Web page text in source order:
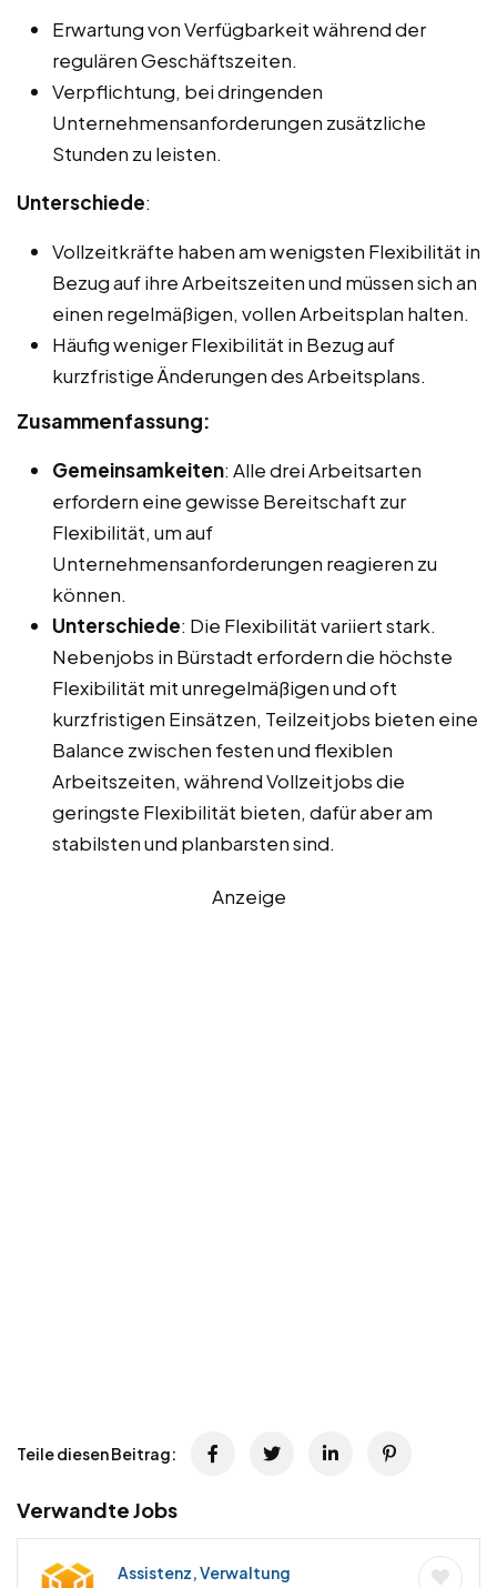
Erwartung von Verfügbarkeit während der
regulären Geschäftszeiten.
Verpflichtung, bei dringenden
Unternehmensanforderungen zusätzliche
Stunden zu leisten.
Unterschiede:
Vollzeitkräfte haben am wenigsten Flexibilität in
Bezug auf ihre Arbeitszeiten und müssen sich an
einen regelmäßigen, vollen Arbeitsplan halten.
Häufig weniger Flexibilität in Bezug auf
kurzfristige Änderungen des Arbeitsplans.
Zusammenfassung:
Gemeinsamkeiten: Alle drei Arbeitsarten
erfordern eine gewisse Bereitschaft zur
Flexibilität, um auf
Unternehmensanforderungen reagieren zu
können.
Unterschiede: Die Flexibilität variiert stark.
Nebenjobs in Bürstadt erfordern die höchste
Flexibilität mit unregelmäßigen und oft
kurzfristigen Einsätzen, Teilzeitjobs bieten eine
Balance zwischen festen und flexiblen
Arbeitszeiten, während Vollzeitjobs die
geringste Flexibilität bieten, dafür aber am
stabilsten und planbarsten sind.
Anzeige
Teile diesen Beitrag:
Verwandte Jobs
Assistenz, Verwaltung